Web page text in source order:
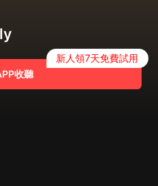
收聽
新人領7天免費試用